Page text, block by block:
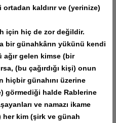
kaldırır ve (yerinize)
için hiç de zor değildir.
günahkârın yükünü kendi
ağır gelen kimse (bir
(bu çağırdığı kişi) onun
hiçbir günahını üzerine
görmediği halde Rablerine
ve namazı ikame
kim (şirk ve günah